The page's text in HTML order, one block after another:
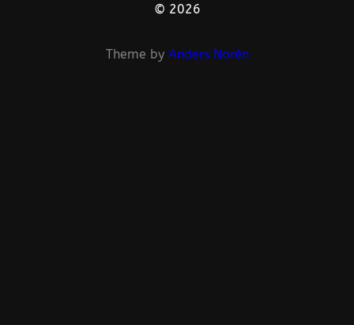
© 2026
Theme by Anders Norén